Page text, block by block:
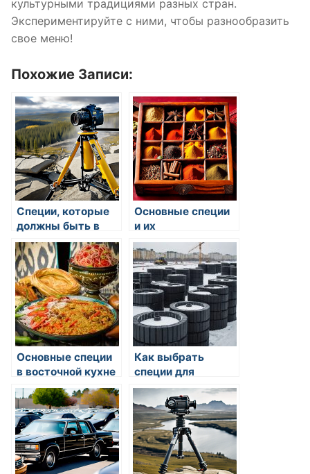
культурными традициями разных стран.
Экспериментируйте с ними, чтобы разнообразить
свое меню!
Похожие Записи:
Специи, которые
должны быть в
каждой кухне
Основные специи
и их
использование в
индийской
кулинарии
Основные специи
в восточной кухне
Как выбрать
специи для
кайенского перца